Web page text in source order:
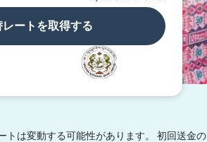
レートを取得する
トは変動する可能性があります。 初回送金の